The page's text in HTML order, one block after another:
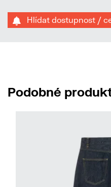
Hlídat dostupnost /
Podobné